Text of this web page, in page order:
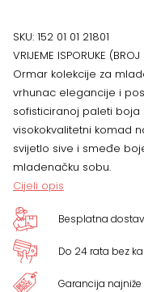
SKU: 152 01 01 21801
VRIJEME ISPORUKE
Ormar kolekcije za
vrhunac elegancije i
sofisticiranoj paleti boja
visokokvalitetni komad
svijetlo sive i smeđe
mladenačku sobu.
Cijeli opis
Besplatna
Do 24 rata bez
Garancija najniže